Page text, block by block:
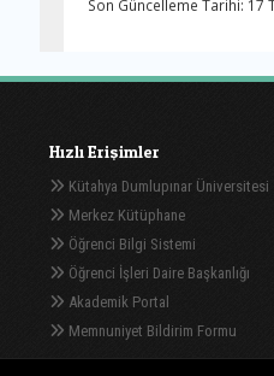
Son Güncelleme Tarihi: 17
Hızlı Erişimler
Kütahya Dumlupınar Üniversitesi
Merkez Kütüphane
Öğrenci Bilgi Sistemi
Öğrenci İşleri Daire Başkanlığı
Akademik Portal
Memnuniyet Bildirim Formu